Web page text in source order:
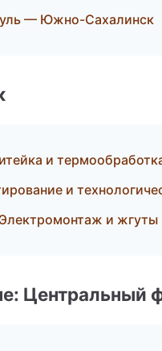
— Южно-Сахалинск
и
и
и жгуты
Центральный